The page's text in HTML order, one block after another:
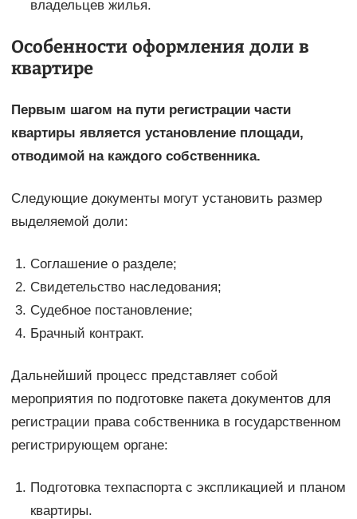
владельцев жилья.
Особенности оформления доли в
квартире
Первым шагом на пути регистрации части
квартиры является установление площади,
отводимой на каждого собственника.
Следующие документы могут установить размер
выделяемой доли:
Соглашение о разделе;
Свидетельство наследования;
Судебное постановление;
Брачный контракт.
Дальнейший процесс представляет собой
мероприятия по подготовке пакета документов для
регистрации права собственника в государственном
регистрирующем органе:
Подготовка техпаспорта с экспликацией и планом
квартиры.